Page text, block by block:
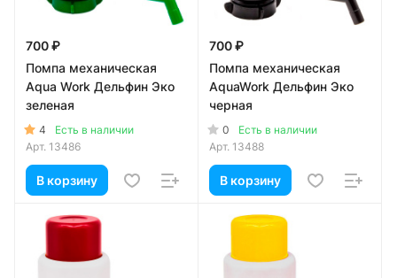
700 ₽
Помпа механическая
Aqua Work Дельфин Эко
зеленая
4
Есть в наличии
Арт. 13486
В корзину
700 ₽
Помпа механическая
AquaWork Дельфин Эко
черная
0
Есть в наличии
Арт. 13488
В корзину